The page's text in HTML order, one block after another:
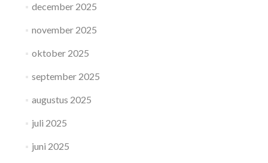
december 2025
november 2025
oktober 2025
september 2025
augustus 2025
juli 2025
juni 2025